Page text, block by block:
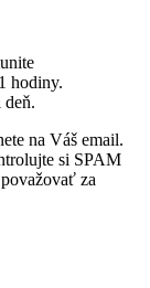
hodiny.
deň.
na Váš email.
si SPAM
za